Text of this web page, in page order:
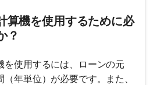
算機を使用するために必
？
を使用するには、ローンの元
年単位）が必要です。また、